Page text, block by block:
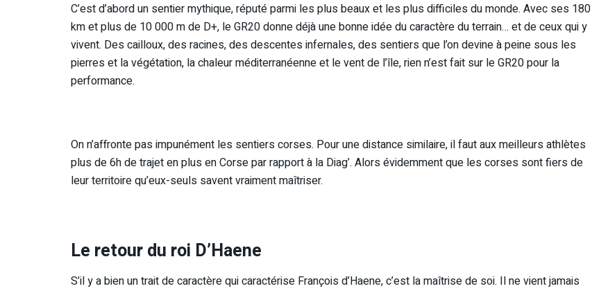
C’est d’abord un sentier mythique, réputé parmi les plus beaux et les plus difficiles du monde. Avec ses 180
km et plus de 10 000 m de D+, le GR20 donne déjà une bonne idée du caractère du terrain… et de ceux qui y
vivent. Des cailloux, des racines, des descentes infernales, des sentiers que l’on devine à peine sous les
pierres et la végétation, la chaleur méditerranéenne et le vent de l’île, rien n’est fait sur le GR20 pour la
performance.
On n’affronte pas impunément les sentiers corses. Pour une distance similaire, il faut aux meilleurs athlètes
plus de 6h de trajet en plus en Corse par rapport à la Diag’. Alors évidemment que les corses sont fiers de
leur territoire qu’eux-seuls savent vraiment maîtriser.
Le retour du roi D’Haene
S’il y a bien un trait de caractère qui caractérise François d’Haene, c’est la maîtrise de soi. Il ne vient jamais